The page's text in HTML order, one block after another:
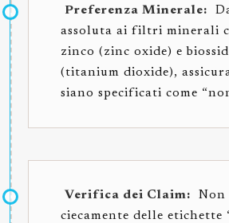
Preferenza Minerale:
assoluta ai filtri minerali
zinco (zinc oxide) e
(titanium dioxide),
siano specificati come
Verifica dei Claim:
ciecamente delle etichette